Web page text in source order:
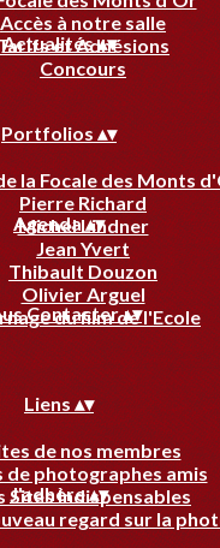
Accès à notre salle
et Adhésions
Concours
Actualités▴▾
Portfolios▴▾
la Focale des Monts
Pierre Richard
Michel Lindner
Jean Yvert
Thibault Douzon
Olivier Arguel
du film de l'Ecole
Agenda▴▾
Contacter▴▾
Liens▴▾
de nos membres
de photographes amis
Sites Indispensables
regard sur la
J'adhère▴▾